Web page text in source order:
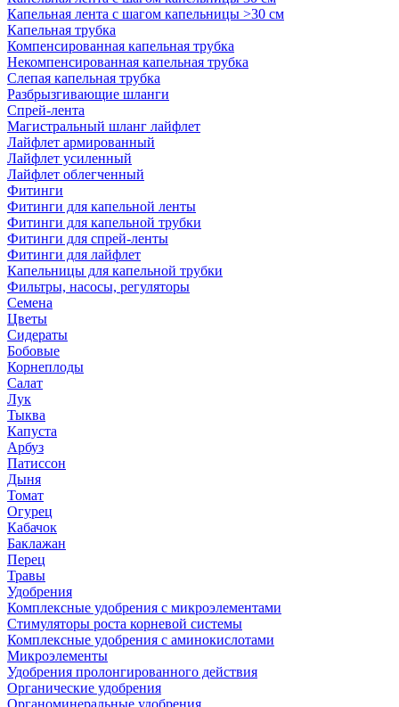
Капельная лента с шагом капельницы >30 см
Капельная трубка
Компенсированная капельная трубка
Некомпенсированная капельная трубка
Слепая капельная трубка
Разбрызгивающие шланги
Спрей-лента
Магистральный шланг лайфлет
Лайфлет армированный
Лайфлет усиленный
Лайфлет облегченный
Фитинги
Фитинги для капельной ленты
Фитинги для капельной трубки
Фитинги для спрей-ленты
Фитинги для лайфлет
Капельницы для капельной трубки
Фильтры, насосы, регуляторы
Семена
Цветы
Сидераты
Бобовые
Корнеплоды
Салат
Лук
Тыква
Капуста
Арбуз
Патиссон
Дыня
Томат
Огурец
Кабачок
Баклажан
Перец
Травы
Удобрения
Комплексные удобрения с микроэлементами
Стимуляторы роста корневой системы
Комплексные удобрения с аминокислотами
Микроэлементы
Удобрения пролонгированного действия
Органические удобрения
Органоминеральные удобрения